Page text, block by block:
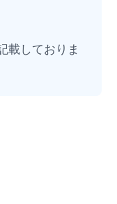
載しておりま